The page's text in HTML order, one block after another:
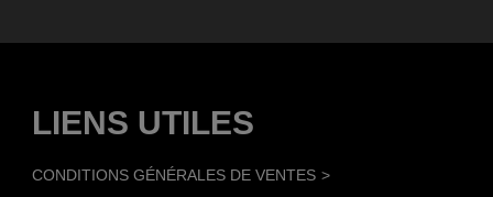
LIENS UTILES
CONDITIONS GÉNÉRALES DE VENTES